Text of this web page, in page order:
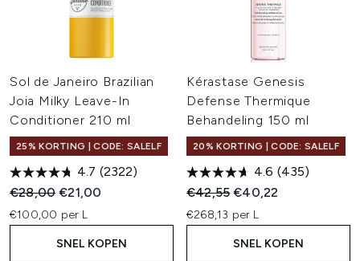
Sol de Janeiro Brazilian
Joia Milky Leave-In
Conditioner 210 ml
25% KORTING | CODE: SALELF
4.7 (2322)
Recommended Retail Price:
€28,00Huidige prijs:
€21,00
€100,00 per L
SNEL KOPEN
Kérastase Genesis
Defense Thermique
Behandeling 150 ml
20% KORTING | CODE: SALELF
4.6 (435)
Recommended Retail Price:
€42,55Huidige prijs:
€40,22
€268,13 per L
SNEL KOPEN